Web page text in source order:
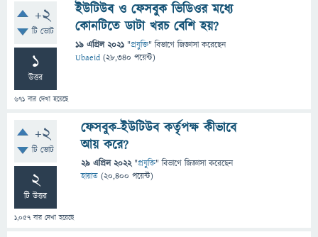
+2
টি ভোট
1
উত্তর
671 বার দেখা হয়েছে
ইউটিউব ও ফেসবুক ভিডিওর মধ্যে
কোনটিতে ডাটা খরচ বেশি হয়?
19 এপ্রিল 2021 "প্রযুক্তি" বিভাগে জিজ্ঞাসাকরেছেন
Ubaeid (28,340 পয়েন্ট)
+2
টি ভোট
2
টি উত্তর
1,057 বার দেখা হয়েছে
ফেসবুক-ইউটিউব কর্তৃপক্ষ কীভাবে
আয় করে?
29 এপ্রিল 2022 "প্রযুক্তি" বিভাগে জিজ্ঞাসাকরেছেন
হায়াত (20,400 পয়েন্ট)